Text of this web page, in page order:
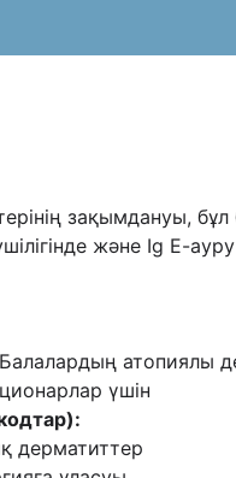
зақымдануы,
жəне Ig Е-
атопиялы
лар үшін
дерматиттер